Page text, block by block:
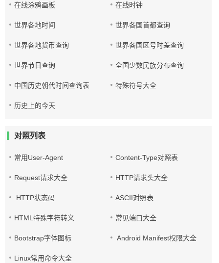
在线涂鸦画板 在线时钟
世界各地时间 世界各国首都查询
世界各地货币查询 世界各国区号时差查询
世界节日查询 全国少数民族分布查询
中国历史朝代时间查询表 特殊符号大全
历史上的今天
对照列表
常用User-Agent Content-Type对照表
Request请求大全 HTTP请求头大全
HTTP状态码 ASCII对照表
HTML特殊字符转义 常见端口大全
Bootstrap字体图标 Android Manifest权限大全
Linux常用命令大全